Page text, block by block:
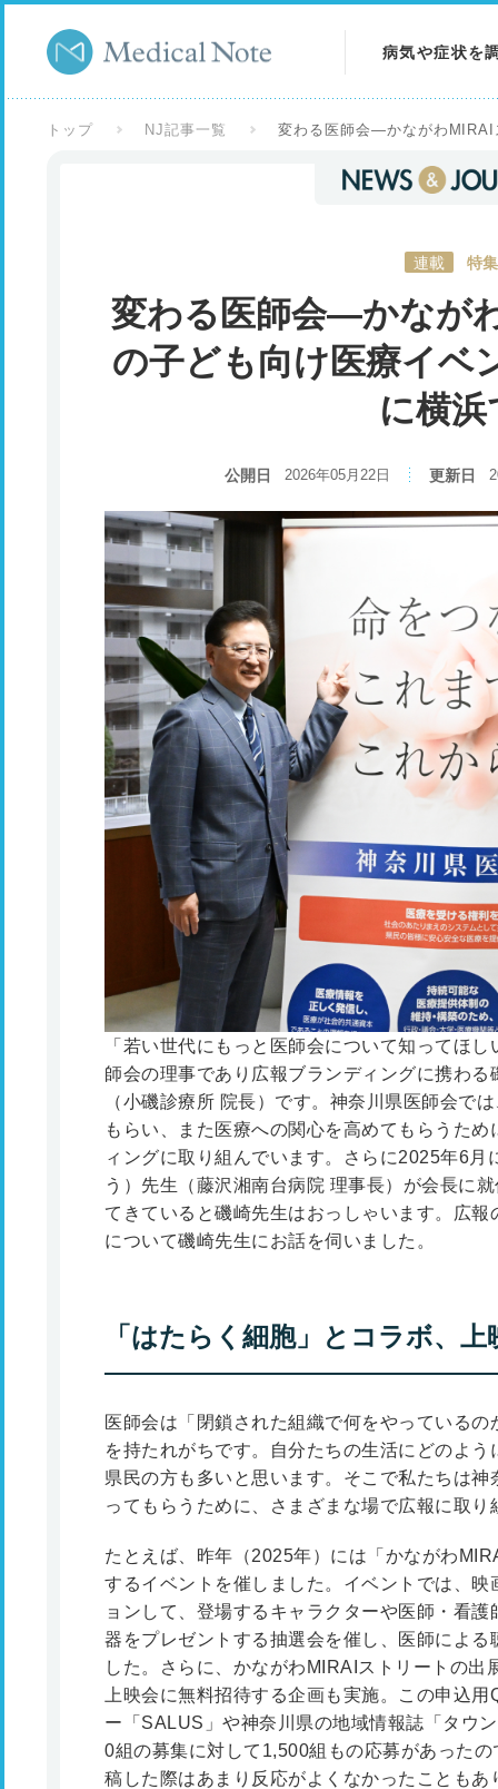
病気や症状を
症状を調べる
トップ NJ記事一覧 変わる医師会―かながわMIRAI
連載 特集
変わる医師会―かなが
の子ども向け医療イベ
に横浜
公開日 2026年05月22日 更新日
「若い世代にもっと医師会について知ってほ
師会の理事であり広報ブランディングに携わ
（小磯診療所 院長）です。神奈川県医師会で
もらい、また医療への関心を高めてもらうた
ィングに取り組んでいます。さらに2025年6月
う）先生（藤沢湘南台病院 理事長）が会長に
てきていると磯崎先生はおっしゃいます。広
について磯崎先生にお話を伺いました。
「はたらく細胞」とコラボ、
医師会は「閉鎖された組織で何をやっている
を持たれがちです。自分たちの生活にどのよ
県民の方も多いと思います。そこで私たちは
ってもらうために、さまざまな場で広報に取り
たとえば、昨年（2025年）には「かながわ
するイベントを催しました。イベントでは、
ョンして、登場するキャラクターや医師・看
器をプレゼントする抽選会を催し、医師によ
した。さらに、かながわMIRAIストリートの出
上映会に無料招待する企画も実施。この申込
ー「SALUS」や神奈川県の地域情報誌「タウ
0組の募集に対して1,500組もの応募があった
稿した際はあまり反応がよくなかったことも